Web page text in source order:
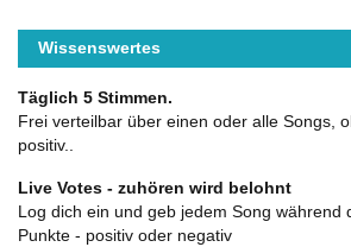
Wissenswertes
Täglich 5 Stimmen.
Frei verteilbar über einen oder alle Songs,
positiv..
Live Votes - zuhören wird belohnt
Log dich ein und geb jedem Song während
Punkte - positiv oder negativ